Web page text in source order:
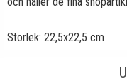
Storlek: 22,5x22,5 cm